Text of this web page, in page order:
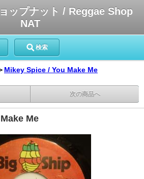
ップナット / Reggae Shop
NAT
検索
Mikey Spice / You Make Me
次の商品へ
Me